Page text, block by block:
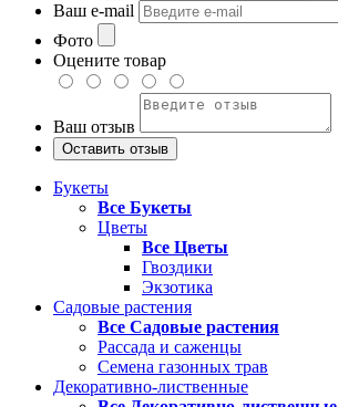
Ваш e-mail
Фото
Оцените товар
Ваш отзыв
Букеты
Все Букеты
Цветы
Все Цветы
Гвоздики
Экзотика
Садовые растения
Все Садовые растения
Рассада и саженцы
Семена газонных трав
Декоративно-лиственные